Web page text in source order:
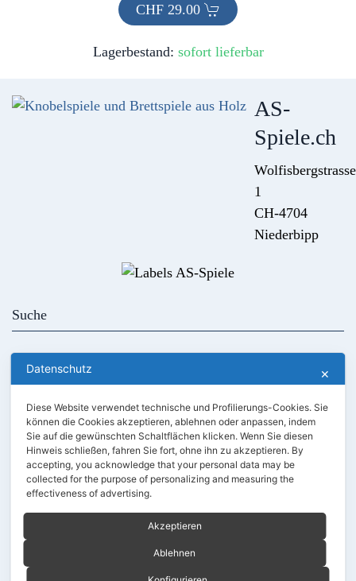
CHF 29.00
Lagerbestand: sofort lieferbar
AS-
Spiele.ch
Wolfisbergstrasse
1
CH-4704
Niederbipp
Kontakt
Unser Holz
Datenschutz ✕
Diese Website verwendet technische und Profilierungs-Cookies. Sie
können die Cookies akzeptieren, ablehnen oder anpassen, indem
Sie auf die gewünschten Schaltflächen klicken. Wenn Sie diesen
Hinweis schließen, fahren Sie fort, ohne ihn zu akzeptieren. By
accepting, you acknowledge that your personal data may be
collected for the purpose of personalizing and measuring the
effectiveness of advertising.
Akzeptieren
Ablehnen